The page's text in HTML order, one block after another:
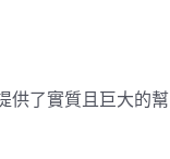
供了實質且巨大的幫